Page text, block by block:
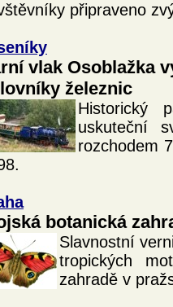
připraveno
vlak Osoblažka
železnic
Historický
uskuteční
rozchodem
botanická
Slavnostní
tropických
zahradě v